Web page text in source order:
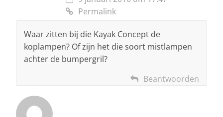
Permalink
Waar zitten bij die Kayak Concept de
koplampen? Of zijn het die soort mistlampen
achter de bumpergril?
Beantwoorden